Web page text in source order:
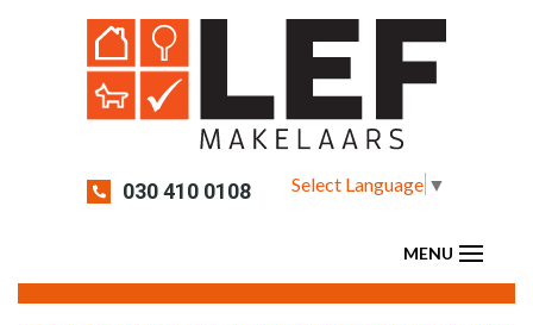
030 410 0108 Select Language ▼